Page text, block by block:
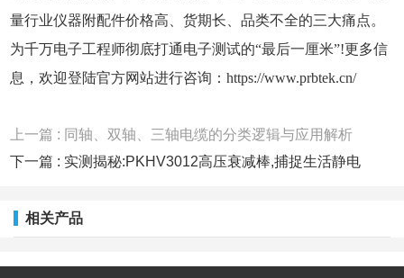
量行业仪器附配件价格高、货期长、品类不全的三大痛点。
为千万电子工程师彻底打通电子测试的“最后一厘米”!更多信
息，欢迎登陆官方网站进行咨询：https://www.prbtek.cn/
上一篇 : 同轴、双轴、三轴电缆的分类逻辑与应用解析
下一篇 : 实测揭秘:PKHV3012高压衰减棒,捕捉生活静电
相关产品